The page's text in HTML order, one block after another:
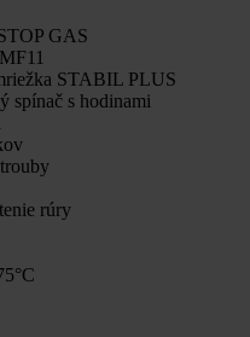
GAS
STABIL PLUS
s hodinami
rúry